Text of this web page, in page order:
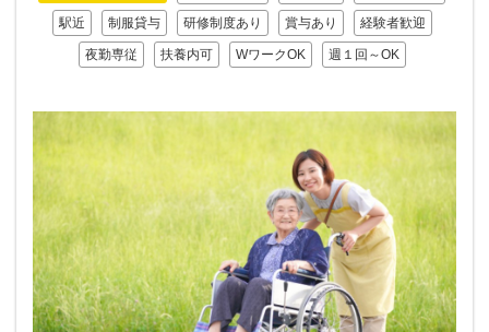
駅近 制服貸与 研修制度あり 賞与あり 経験者歓迎
夜勤専従 扶養内可 WワークOK 週１回～OK